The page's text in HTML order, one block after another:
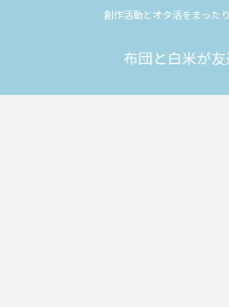
創作活動とオタ活をまった
布団と白米が友